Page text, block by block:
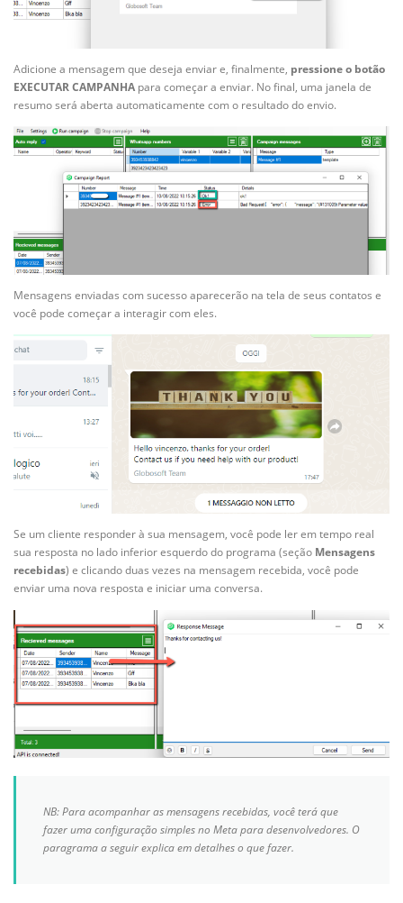
Adicione a mensagem que deseja enviar e, finalmente, pressione o botão
EXECUTAR CAMPANHA para começar a enviar. No final, uma janela de
resumo será aberta automaticamente com o resultado do envio.
Mensagens enviadas com sucesso aparecerão na tela de seus contatos e
você pode começar a interagir com eles.
Se um cliente responder à sua mensagem, você pode ler em tempo real
sua resposta no lado inferior esquerdo do programa (seção Mensagens
recebidas) e clicando duas vezes na mensagem recebida, você pode
enviar uma nova resposta e iniciar uma conversa.
NB: Para acompanhar as mensagens recebidas, você terá que
fazer uma configuração simples no Meta para desenvolvedores. O
paragrama a seguir explica em detalhes o que fazer.